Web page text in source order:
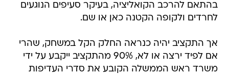
בהתאם להרכב הקואליציה, בעיקר סעיפים הנוגעים
לחרדים ולקופה הקטנה כאן או שם.
אך התקציב יהיה כנראה החלק הקל במשחק, שהרי
אם לפיד ירצה או לא, 90% מהתקציב ייקבע על ידי
משרד ראש הממשלה הקובע את סדרי העדיפות